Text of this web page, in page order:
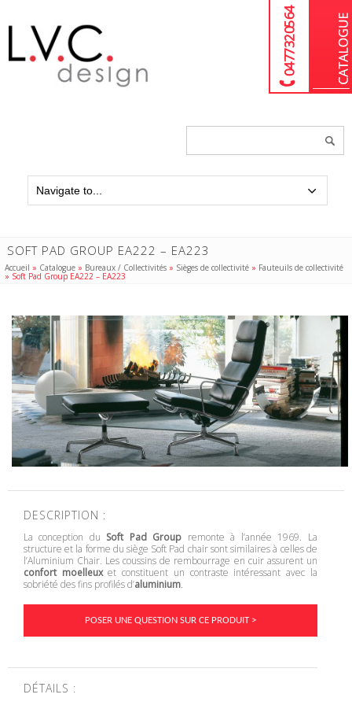
04 77 32 05 64
SOFT PAD GROUP EA222 – EA223
Accueil » Catalogue » Bureaux / Collectivités » Sièges de collectivité » Fauteuils de collectivité
» Soft Pad Group EA222 – EA223
DESCRIPTION :
La conception du Soft Pad Group remonte à l’année 1969. La
structure et la forme du siège Soft Pad chair sont similaires à celles de
l’Aluminium Chair. Les coussins de rembourrage en cuir assurent un
confort moelleuxet constituent un contraste intéressant avec la
sobriété des fins profilés d’aluminium.
POSER UNE QUESTION SUR CE PRODUIT >
DÉTAILS :